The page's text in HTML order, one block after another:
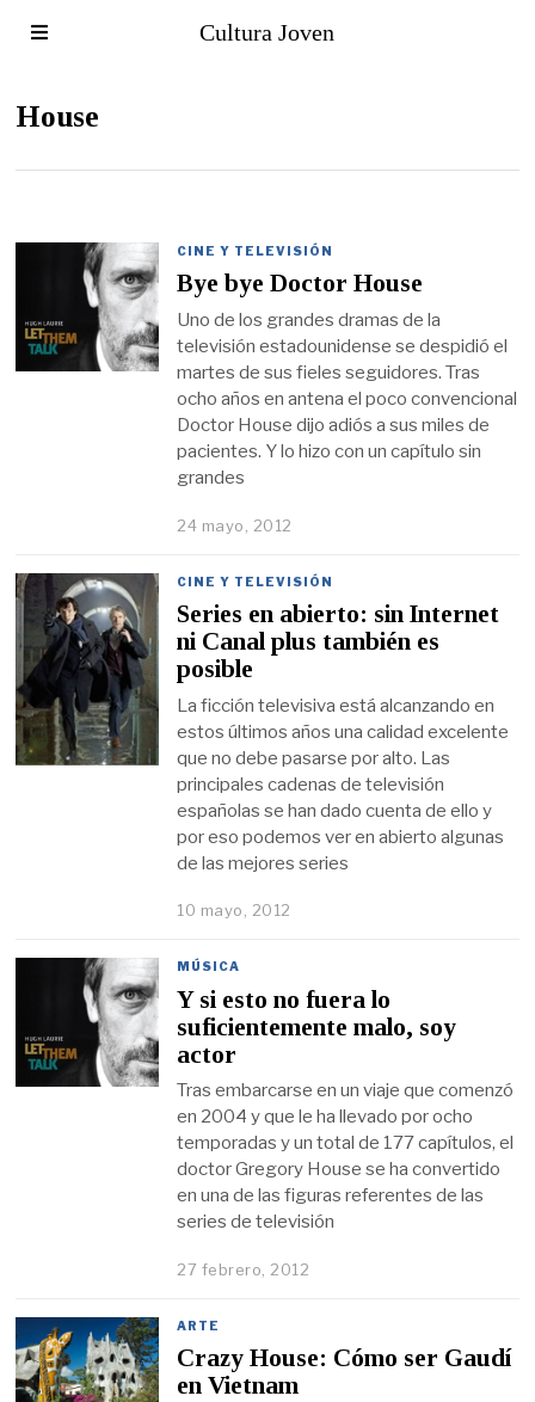
Cultura Joven
House
CINE Y TELEVISIÓN
Bye bye Doctor House
Uno de los grandes dramas de la
televisión estadounidense se despidió el
martes de sus fieles seguidores. Tras
ocho años en antena el poco convencional
Doctor House dijo adiós a sus miles de
pacientes. Y lo hizo con un capítulo sin
grandes
24 mayo, 2012
CINE Y TELEVISIÓN
Series en abierto: sin Internet
ni Canal plus también es
posible
La ficción televisiva está alcanzando en
estos últimos años una calidad excelente
que no debe pasarse por alto. Las
principales cadenas de televisión
españolas se han dado cuenta de ello y
por eso podemos ver en abierto algunas
de las mejores series
10 mayo, 2012
MÚSICA
Y si esto no fuera lo
suficientemente malo, soy
actor
Tras embarcarse en un viaje que comenzó
en 2004 y que le ha llevado por ocho
temporadas y un total de 177 capítulos, el
doctor Gregory House se ha convertido
en una de las figuras referentes de las
series de televisión
27 febrero, 2012
ARTE
Crazy House: Cómo ser Gaudí
en Vietnam